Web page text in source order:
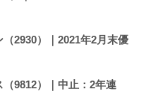
2930）｜2021年2月末優
9812）｜中止：2年連